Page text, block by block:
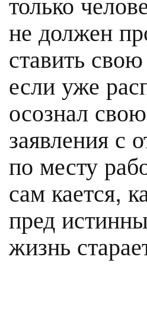
не должен
ставить
если уже
осознал
заявления с
по месту
сам кается,
пред
жизнь